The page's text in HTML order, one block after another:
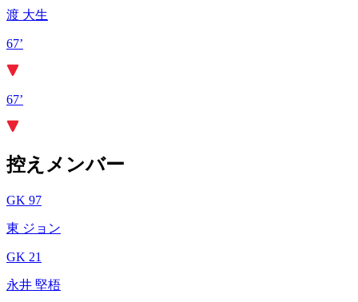
渡 大生
67’
67’
控えメンバー
GK 97
東 ジョン
GK 21
永井 堅梧